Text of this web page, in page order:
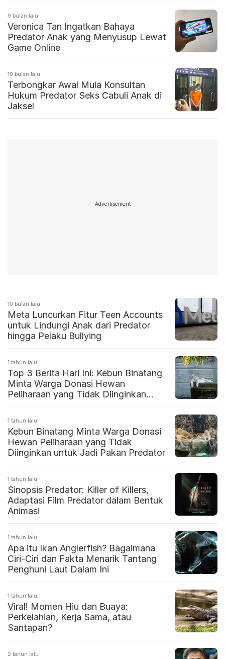
9 bulan lalu
Veronica Tan Ingatkan Bahaya
Predator Anak yang Menyusup Lewat
Game Online
10 bulan lalu
Terbongkar Awal Mula Konsultan
Hukum Predator Seks Cabuli Anak di
Jaksel
Advertisement
10 bulan lalu
Meta Luncurkan Fitur Teen Accounts
untuk Lindungi Anak dari Predator
hingga Pelaku Bullying
1 tahun lalu
Top 3 Berita Hari Ini: Kebun Binatang
Minta Warga Donasi Hewan
Peliharaan yang Tidak Diinginkan
1 tahun lalu
Kebun Binatang Minta Warga Donasi
Hewan Peliharaan yang Tidak
Diinginkan untuk Jadi Pakan Predator
1 tahun lalu
Sinopsis Predator: Killer of Killers,
Adaptasi Film Predator dalam Bentuk
Animasi
1 tahun lalu
Apa itu Ikan Anglerfish? Bagaimana
Ciri-Ciri dan Fakta Menarik Tantang
Penghuni Laut Dalam Ini
1 tahun lalu
Viral! Momen Hiu dan Buaya:
Perkelahian, Kerja Sama, atau
Santapan?
2 tahun lalu